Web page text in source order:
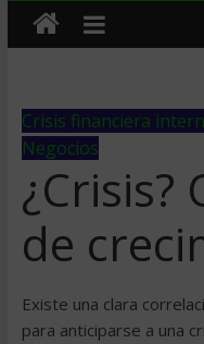
Crisis financiera
Negocios
de
Existe una clara
para anticiparse a una